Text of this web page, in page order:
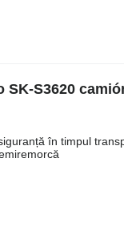
SK-S3620
în timpul